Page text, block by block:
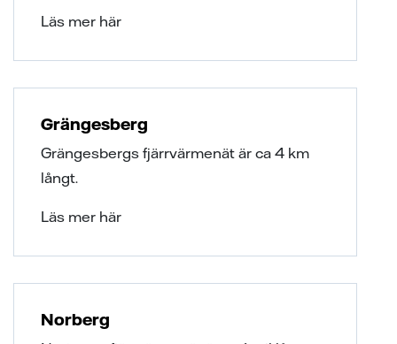
Läs mer här
Grängesberg
Grängesbergs fjärrvärmenät är ca 4 km
långt.
Läs mer här
Norberg